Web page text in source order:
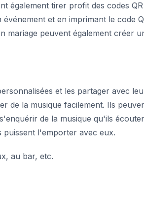
également tirer profit des codes QR
et en imprimant le code
mariage peuvent également créer
et les partager avec
de la musique facilement. Ils
de la musique qu'ils
puissent l'emporter avec eux.
au bar, etc.